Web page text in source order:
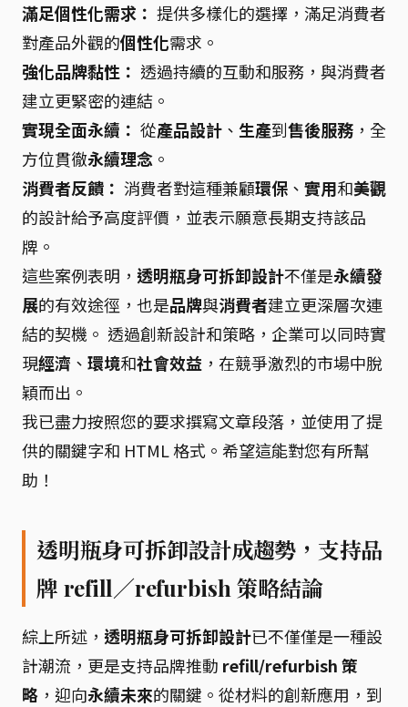
滿足個性化需求： 提供多樣化的選擇，滿足消費者
對產品外觀的個性化需求。
強化品牌黏性： 透過持續的互動和服務，與消費者
建立更緊密的連結。
實現全面永續： 從產品設計 、 生產到售後服務 ，全
方位貫徹永續理念 。
消費者反饋： 消費者對這種兼顧環保 、 實用和美觀
的設計給予高度評價，並表示願意長期支持該品
牌。
這些案例表明， 透明瓶身可拆卸設計不僅是永續發
展的有效途徑，也是品牌與消費者建立更深層次連
結的契機。 透過創新設計和策略，企業可以同時實
現經濟 、 環境和社會效益 ，在競爭激烈的市場中脫
穎而出。
我已盡力按照您的要求撰寫文章段落，並使用了提
供的關鍵字和 HTML 格式。希望這能對您有所幫
助！
透明瓶身可拆卸設計成趨勢，支持品
牌 refill／refurbish 策略結論
綜上所述， 透明瓶身可拆卸設計已不僅僅是一種設
計潮流，更是支持品牌推動 refill/refurbish 策
略 ，迎向永續未來的關鍵。從材料的創新應用，到